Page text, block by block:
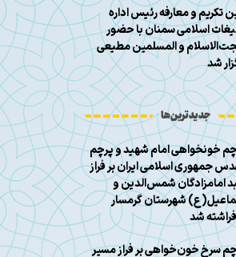
تکریم و معارفه رئیس اداره
اسلامی سمنان با حضور
و المسلمین مطیعی
شد
جدیدترین‌ها
خونخواهی امام شهید و پرچم
جمهوری اسلامی ایران بر فراز
امامزادگان شمس‌الدین و
شهرستان گرمسار
شد
سرخ خون‌خواهی بر فراز مسیر